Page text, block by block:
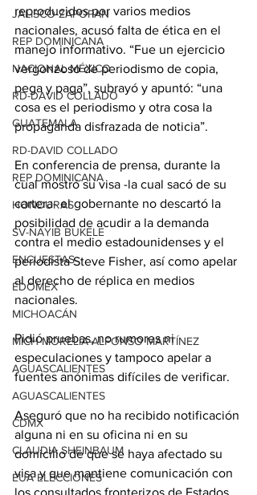
JALISCO-ZAPOPAN
REP DOMINICANA
NACIONAL MÉXICO
RD-DAVID COLLADO
GUATEMALA
RD-DAVID COLLADO
REP DOMINICANA
HONDURAS
SV-NAYIB BUKELE
ENCUESTAS
EDOMEX
MICHOACÁN
MICH-MORELIA-ALFONSO MARTÍNEZ
AGUASCALIENTES
AGUASCALIENTES
CDMX
CLAUDIA SHEINBAUM
EUA ELECCIONES
reproducidos por varios medios
nacionales, acusó falta de ética en el
manejo informativo. “Fue un ejercicio
vergonzoso de periodismo de copia,
pega y paga”, subrayó y apuntó: “una
cosa es el periodismo y otra cosa la
propaganda disfrazada de noticia”.
En conferencia de prensa, durante la
cual mostró su visa -la cual sacó de su
cartera- el gobernante no descartó la
posibilidad de acudir a la demanda
contra el medio estadounidenses y el
periodista Steve Fisher, así como apelar
al derecho de réplica en medios
nacionales.
Pidió pruebas, no rumores ni
especulaciones y tampoco apelar a
fuentes anónimas difíciles de verificar.
Aseguró que no ha recibido notificación
alguna ni en su oficina ni en su
domicilio de que se haya afectado su
visa y que mantiene comunicación con